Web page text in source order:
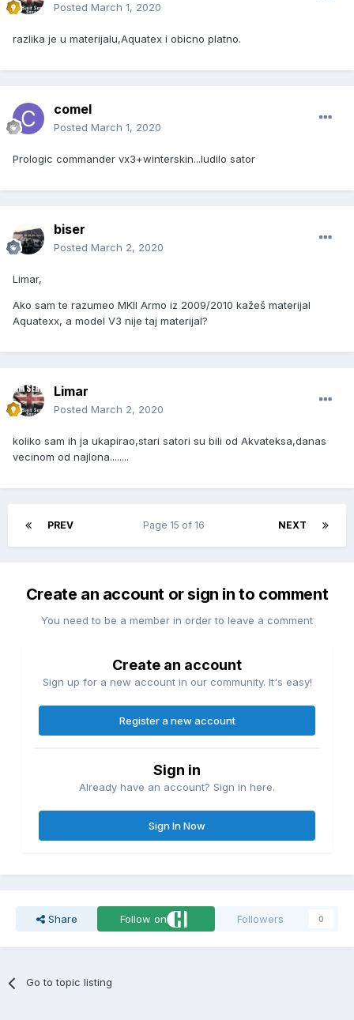
Posted March 1, 2020
razlika je u materijalu,Aquatex i obicno platno.
comel
Posted March 1, 2020
Prologic commander vx3+winterskin...ludilo sator
biser
Posted March 2, 2020
Limar,
Ako sam te razumeo MKII Armo iz 2009/2010 kažeš materijal
Aquatexx, a model V3 nije taj materijal?
Limar
Posted March 2, 2020
koliko sam ih ja ukapirao,stari satori su bili od Akvateksa,danas
vecinom od najlona........
PREV NEXT
Page 15 of 16
Create an account or sign in to comment
You need to be a member in order to leave a comment
Create an account
Sign up for a new account in our community. It's easy!
Register a new account
Sign in
Already have an account? Sign in here.
Sign In Now
Share Follow on Followers 0
Go to topic listing